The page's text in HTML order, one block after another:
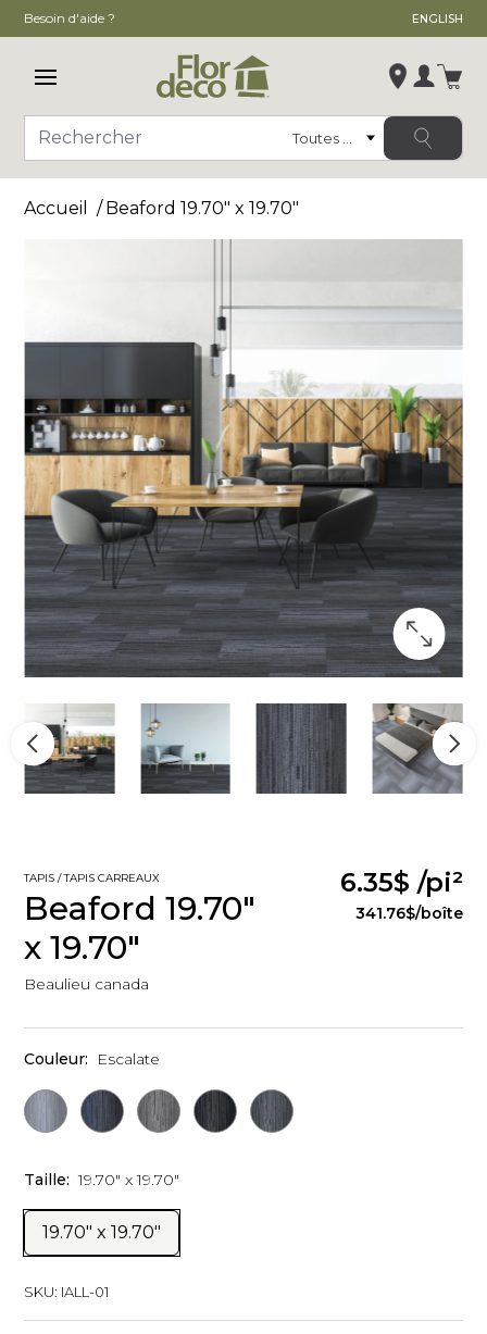
Besoin d'aide ? ENGLISH
Ouvrir le menu principal
Rechercher
Accueil Beaford 19.70" x 19.70"
TAPIS / TAPIS CARREAUX
Beaford 19.70"
x 19.70"
Beaulieu canada
6.35$ /pi²
341.76$/boîte
Couleur: Escalate
Taille: 19.70" x 19.70"
19.70" x 19.70"
SKU: IALL-01